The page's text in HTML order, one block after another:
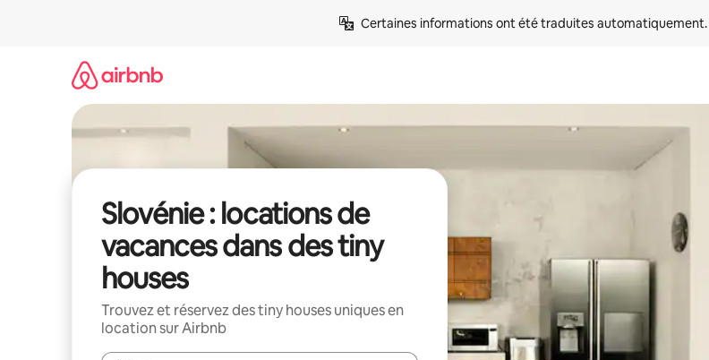
Certaines informations ont été traduites automatiquement.
Slovénie : locations de
vacances dans des tiny
houses
Trouvez et réservez des tiny houses uniques en
location sur Airbnb